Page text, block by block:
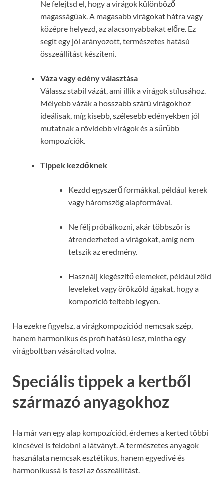
Ne felejtsd el, hogy a virágok különböző
magasságúak. A magasabb virágokat hátra vagy
középre helyezd, az alacsonyabbakat előre. Ez
segít egy jól arányozott, természetes hatású
összeállítást készíteni.
Váza vagy edény választása
Válassz stabil vázát, ami illik a virágok stílusához.
Mélyebb vázák a hosszabb szárú virágokhoz
ideálisak, míg kisebb, szélesebb edényekben jól
mutatnak a rövidebb virágok és a sűrűbb
kompozíciók.
Tippek kezdőknek
Kezdd egyszerű formákkal, például kerek
vagy háromszög alapformával.
Ne félj próbálkozni, akár többször is
átrendezheted a virágokat, amíg nem
tetszik az eredmény.
Használj kiegészítő elemeket, például zöld
leveleket vagy örökzöld ágakat, hogy a
kompozíció teltebb legyen.
Ha ezekre figyelsz, a virágkompozíciód nemcsak szép,
hanem harmonikus és profi hatású lesz, mintha egy
virágboltban vásároltad volna.
Speciális tippek a kertből
származó anyagokhoz
Ha már van egy alap kompozíciód, érdemes a kerted többi
kincsével is feldobni a látványt. A természetes anyagok
használata nemcsak esztétikus, hanem egyedivé és
harmonikussá is teszi az összeállítást.